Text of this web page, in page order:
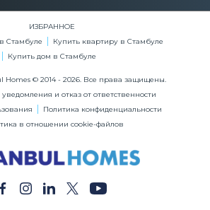
ИЗБРАННОЕ
Стамбуле
Купить квартиру в Стамбуле
Купить дом в Стамбуле
Homes © 2014 - 2026. Все права защищены.
и отказ от ответственности
Политика конфиденциальности
в отношении cookie-файлов